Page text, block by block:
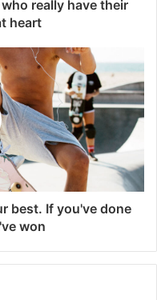
really have their
heart
best. If you've done
won